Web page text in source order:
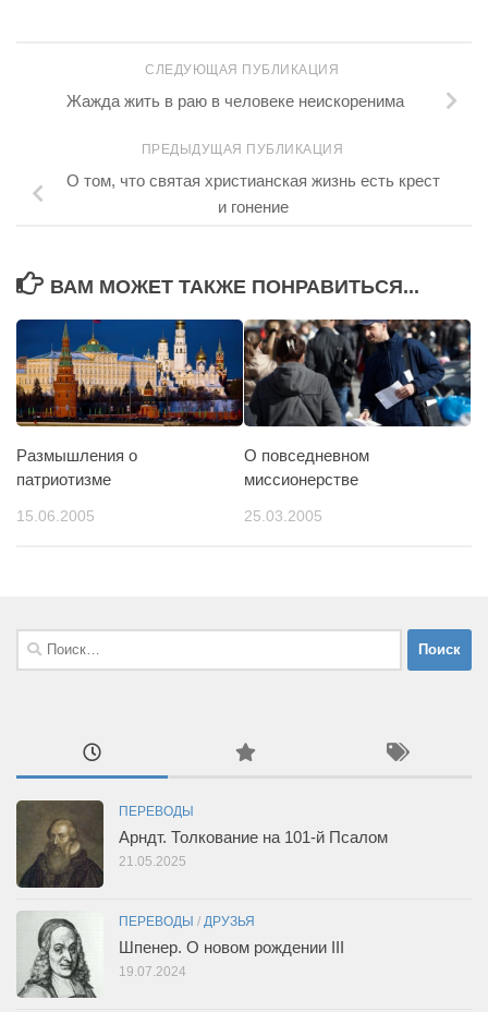
СЛЕДУЮЩАЯ ПУБЛИКАЦИЯ
Жажда жить в раю в человеке неискоренима
ПРЕДЫДУЩАЯ ПУБЛИКАЦИЯ
О том, что святая христианская жизнь есть крест
и гонение
ВАМ МОЖЕТ ТАКЖЕ ПОНРАВИТЬСЯ...
Размышления о
патриотизме
15.06.2005
О повседневном
миссионерстве
25.03.2005
Найти:
ПЕРЕВОДЫ
Арндт. Толкование на 101-й Псалом
21.05.2025
ПЕРЕВОДЫ / ДРУЗЬЯ
Шпенер. О новом рождении III
19.07.2024